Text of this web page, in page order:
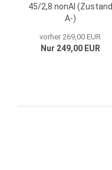
45/2,8 nonAI (Zustand
A-)
vorher 269,00 EUR
Nur 249,00 EUR